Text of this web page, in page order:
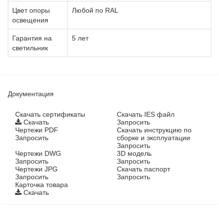
Цвет опоры
освещения
Любой по RAL
Гарантия на
светильник
5 лет
Документация
Cкачать сертификаты
Скачать
Скачать IES файл
Запросить
Чертежи PDF
Запросить
Скачать инструкцию по
сборке и эксплуатации
Запросить
Чертежи DWG
Запросить
3D модель
Запросить
Чертежи JPG
Запросить
Скачать паспорт
Запросить
Карточка товара
Скачать